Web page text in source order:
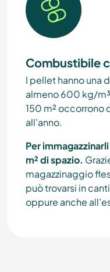
Combustibile
I pellet hanno una
almeno 600 kg/
150 m² occorrono
all’anno.
Per
m² di spazio.
magazzinaggio
può trovarsi in
oppure anche